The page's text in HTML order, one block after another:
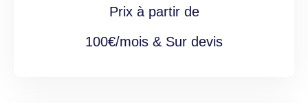
Prix à partir de
100€/mois & Sur devis